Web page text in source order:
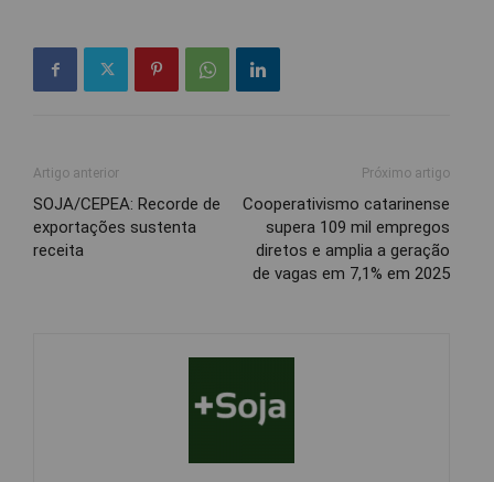
Artigo anterior
SOJA/CEPEA: Recorde de
exportações sustenta
receita
Próximo artigo
Cooperativismo catarinense
supera 109 mil empregos
diretos e amplia a geração
de vagas em 7,1% em 2025